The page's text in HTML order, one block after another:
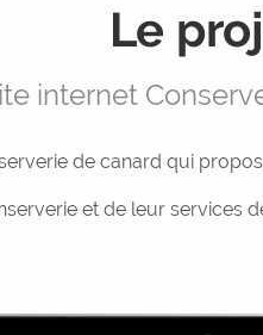
Le
internet
de canard qui
et de leur services